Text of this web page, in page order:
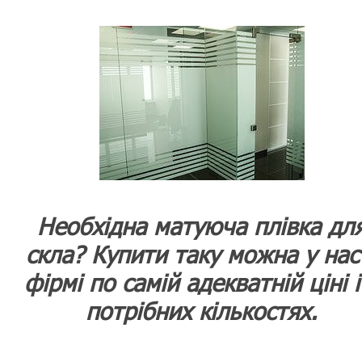
Необхідна матуюча плівка
скла? Купити таку можна у
фірмі по самій адекватній ціні
потрібних кількостях.